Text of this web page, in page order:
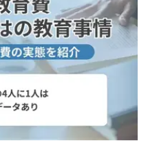
した情報提供を行っています。